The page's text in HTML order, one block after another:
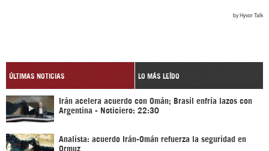
ÚLTIMAS NOTICIAS LO MÁS LEÍDO
Irán acelera acuerdo con Omán; Brasil enfría lazos con
Argentina - Noticiero: 22:30
Analista: acuerdo Irán-Omán refuerza la seguridad en
Ormuz